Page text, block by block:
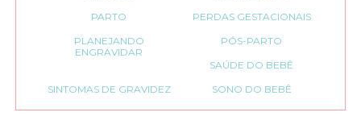
PARTO
PERDAS GESTACIONAIS
PLANEJANDO
ENGRAVIDAR
PÓS-PARTO
SAÚDE DO BEBÊ
SINTOMAS DE GRAVIDEZ
SONO DO BEBÊ